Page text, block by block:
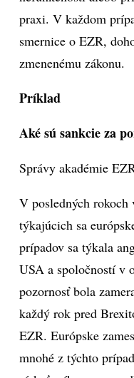
praxi. V každom
smernice o EZR,
zmenenému zákonu.
Príklad
Aké sú sankcie za
Správy akadémie
V posledných rokoch
týkajúcich sa
prípadov sa týkala
USA a spoločností v
pozornosť bola
každý rok pred
EZR. Európske
mnohé z týchto